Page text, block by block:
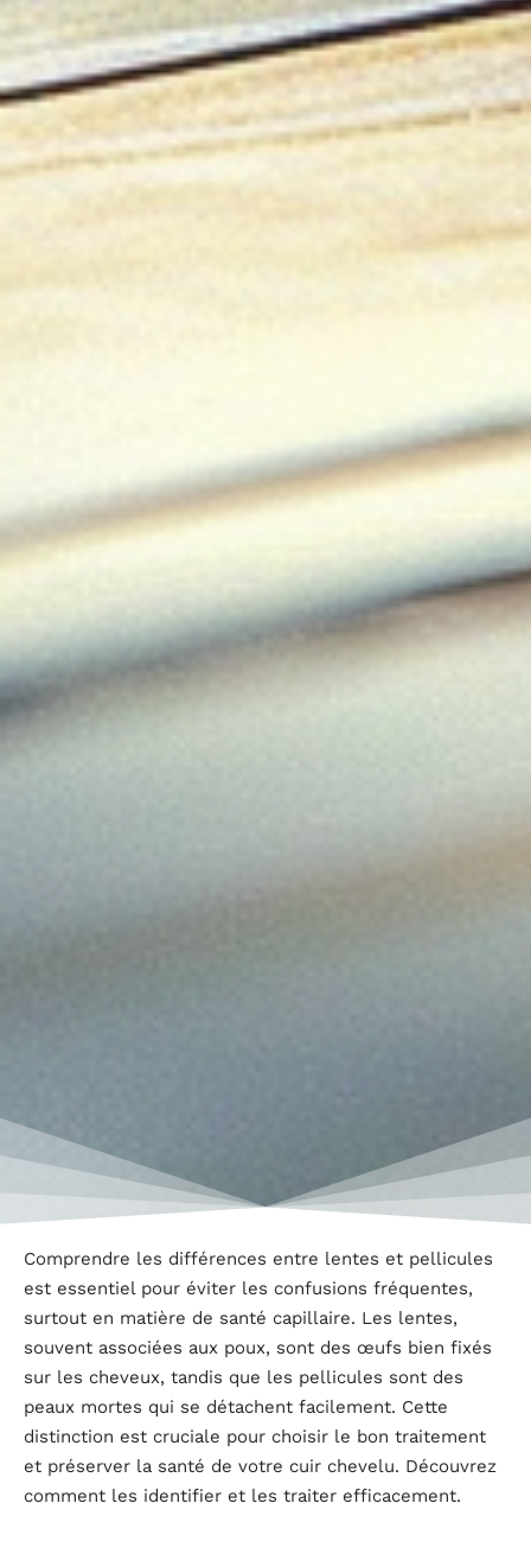
Comprendre les différences entre lentes et pellicules
est essentiel pour éviter les confusions fréquentes,
surtout en matière de santé capillaire. Les lentes,
souvent associées aux poux, sont des œufs bien fixés
sur les cheveux, tandis que les pellicules sont des
peaux mortes qui se détachent facilement. Cette
distinction est cruciale pour choisir le bon traitement
et préserver la santé de votre cuir chevelu. Découvrez
comment les identifier et les traiter efficacement.